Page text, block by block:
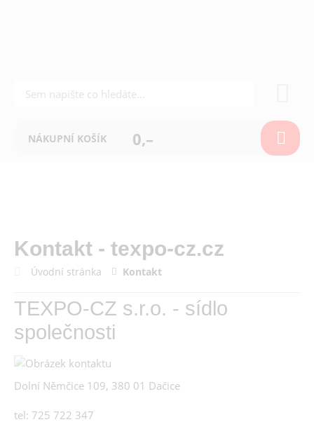
NÁKUPNÍ KOŠÍK 0,–
Kontakt - texpo-cz.cz
Úvodní stránka Kontakt
TEXPO-CZ s.r.o. - sídlo
společnosti
Dolní Němčice 109, 380 01 Dačice
tel: 725 722 347